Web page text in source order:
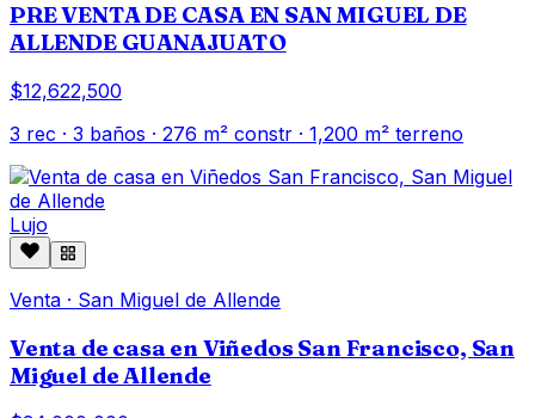
PRE VENTA DE CASA EN SAN MIGUEL DE
ALLENDE GUANAJUATO
$12,622,500
3 rec · 3 baños · 276 m² constr · 1,200 m² terreno
Lujo
Venta · San Miguel de Allende
Venta de casa en Viñedos San Francisco, San
Miguel de Allende